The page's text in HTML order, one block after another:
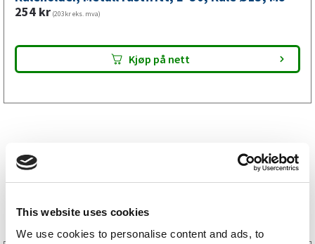
This website uses cookies
We use cookies to personalise content and ads, to
mm,
antall
254 kr (203kr eks. mva)
Kjøp på nett
Bestselgere